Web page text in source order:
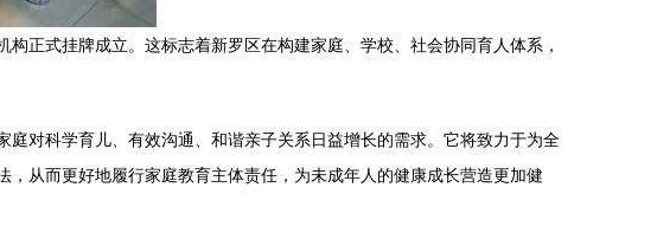
正式挂牌成立。这标志着新罗区在构建家庭、学校、社会协同育人体系，
对科学育儿、有效沟通、和谐亲子关系日益增长的需求。它将致力于为全
从而更好地履行家庭教育主体责任，为未成年人的健康成长营造更加健